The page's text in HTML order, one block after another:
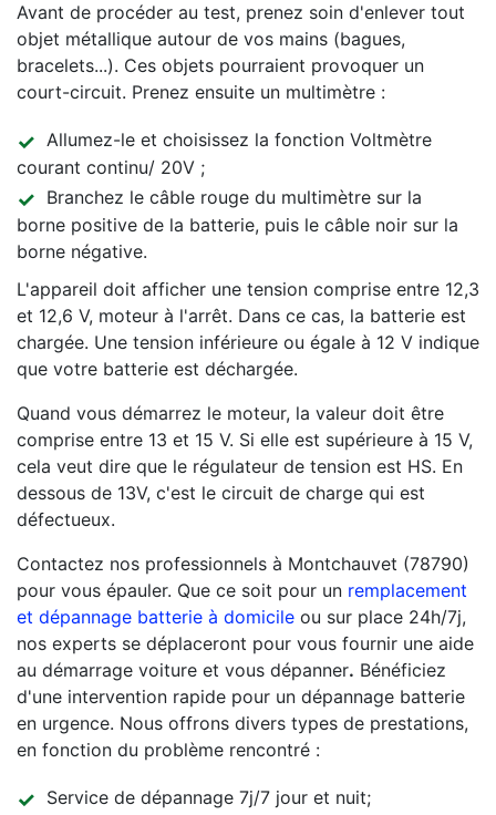
Avant de procéder au test, prenez soin d'enlever tout
objet métallique autour de vos mains (bagues,
bracelets...). Ces objets pourraient provoquer un
court-circuit. Prenez ensuite un multimètre :
Allumez-le et choisissez la fonction Voltmètre
courant continu/ 20V ;
Branchez le câble rouge du multimètre sur la
borne positive de la batterie, puis le câble noir sur la
borne négative.
L'appareil doit afficher une tension comprise entre 12,3
et 12,6 V, moteur à l'arrêt. Dans ce cas, la batterie est
chargée. Une tension inférieure ou égale à 12 V indique
que votre batterie est déchargée.
Quand vous démarrez le moteur, la valeur doit être
comprise entre 13 et 15 V. Si elle est supérieure à 15 V,
cela veut dire que le régulateur de tension est HS. En
dessous de 13V, c'est le circuit de charge qui est
défectueux.
Contactez nos professionnels à Montchauvet (78790)
pour vous épauler. Que ce soit pour un remplacement
et dépannage batterie à domicile ou sur place 24h/7j,
nos experts se déplaceront pour vous fournir une aide
au démarrage voiture et vous dépanner. Bénéficiez
d'une intervention rapide pour un dépannage batterie
en urgence. Nous offrons divers types de prestations,
en fonction du problème rencontré :
Service de dépannage 7j/7 jour et nuit;